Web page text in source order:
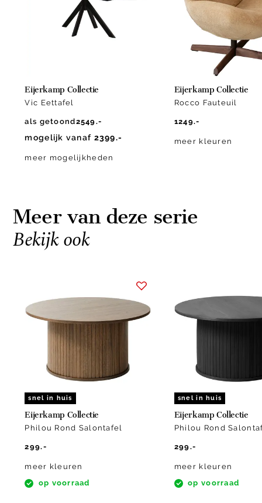
Eijerkamp Collectie
Vic Eettafel
als getoond2549.-
mogelijk vanaf 2399.-
meer mogelijkheden
Eijerkamp Collectie
Rocco Fauteuil
1249.-
meer kleuren
Meer van deze serie
Bekijk ook
snel in huis
Eijerkamp Collectie
Philou Rond Salontafel
299.-
meer kleuren
op voorraad
snel in huis
Eijerkamp Collectie
Philou Rond
299.-
meer kleuren
op voorraad